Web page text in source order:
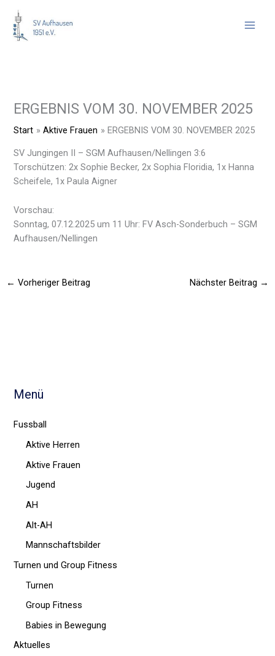
Inhalt
springen
ERGEBNIS VOM 30. NOVEMBER 2025
Start Aktive Frauen ERGEBNIS VOM 30. NOVEMBER 2025
SV Jungingen II – SGM Aufhausen/Nellingen 3:6
Torschützen: 2x Sophie Becker, 2x Sophia Floridia, 1x Hanna
Scheifele, 1x Paula Aigner
Vorschau:
Sonntag, 07.12.2025 um 11 Uhr: FV Asch-Sonderbuch – SGM
Aufhausen/Nellingen
← Vorheriger Beitrag Nächster Beitrag →
Menü
Fussball
Aktive Herren
Aktive Frauen
Jugend
AH
Alt-AH
Mannschaftsbilder
Turnen und Group Fitness
Turnen
Group Fitness
Babies in Bewegung
Aktuelles